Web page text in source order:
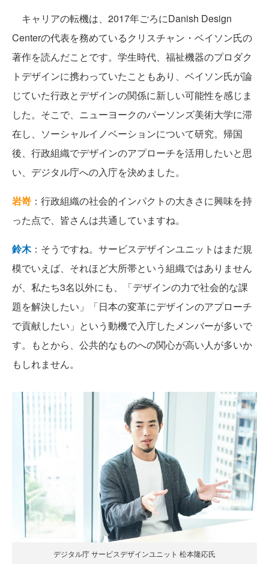
キャリアの転機は、2017年ごろにDanish Design
Centerの代表を務めているクリスチャン・ベイソン氏の
著作を読んだことです。学生時代、福祉機器のプロダク
トデザインに携わっていたこともあり、ベイソン氏が論
じていた行政とデザインの関係に新しい可能性を感じま
した。そこで、ニューヨークのパーソンズ美術大学に滞
在し、ソーシャルイノベーションについて研究。帰国
後、行政組織でデザインのアプローチを活用したいと思
い、デジタル庁への入庁を決めました。
岩嵜 ：行政組織の社会的インパクトの大きさに興味を持
った点で、皆さんは共通していますね。
鈴木：そうですね。サービスデザインユニットはまだ規
模でいえば、それほど大所帯という組織ではありません
が、私たち3名以外にも、「デザインの力で社会的な課
題を解決したい」「日本の変革にデザインのアプローチ
で貢献したい」という動機で入庁したメンバーが多いで
す。もとから、公共的なものへの関心が高い人が多いか
もしれません。
デジタル庁 サービスデザインユニット 松本隆応氏